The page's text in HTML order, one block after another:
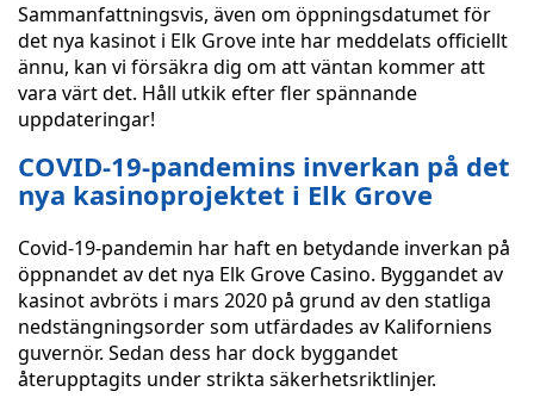
Sammanfattningsvis, även om öppningsdatumet för
det nya kasinot i Elk Grove inte har meddelats officiellt
ännu, kan vi försäkra dig om att väntan kommer att
vara värt det. Håll utkik efter fler spännande
uppdateringar!
COVID-19-pandemins inverkan på det
nya kasinoprojektet i Elk Grove
Covid-19-pandemin har haft en betydande inverkan på
öppnandet av det nya Elk Grove Casino. Byggandet av
kasinot avbröts i mars 2020 på grund av den statliga
nedstängningsorder som utfärdades av Kaliforniens
guvernör. Sedan dess har dock byggandet
återupptagits under strikta säkerhetsriktlinjer.